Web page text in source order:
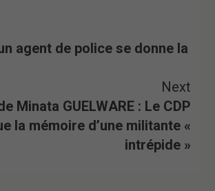
agent de police se donne la
Next
Minata GUELWARE : Le CDP
la mémoire d’une militante «
intrépide »